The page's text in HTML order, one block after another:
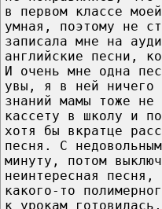
в первом классе
умная, поэтому не
записала мне на
английские песни,
И очень мне одна
увы, я в ней ничего
знаний мамы тоже
кассету в школу и
хотя бы вкратце
песня. С
минуту, потом
неинтересная
какого-то
к урокам